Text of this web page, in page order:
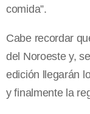
comida”.
Cabe recordar
del Noroeste y,
edición llegarán
y finalmente la